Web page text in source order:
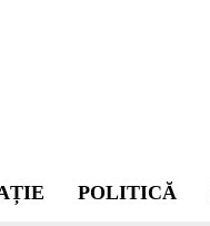
POLITICĂ